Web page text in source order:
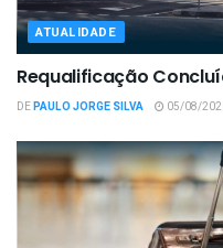
ATUALIDADE
Requalificação
DEPAULO JORGE SILVA 05/08/